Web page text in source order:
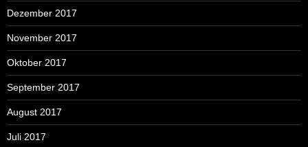
Dezember 2017
November 2017
Oktober 2017
September 2017
August 2017
Juli 2017